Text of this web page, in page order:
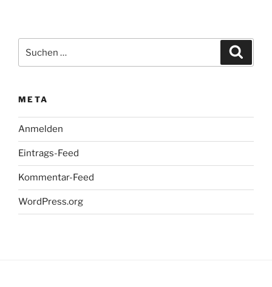
nach:
META
Anmelden
Eintrags-Feed
Kommentar-Feed
WordPress.org